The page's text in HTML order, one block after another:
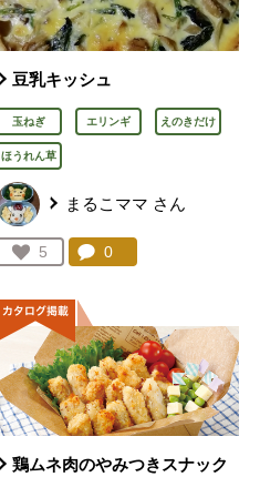
豆乳キッシュ
玉ねぎ エリンギ えのきだけ
ほうれん草
まるこママ さん
お気に入り登録：
5
人が登録
コメント：
0件。コメントを見る。
鶏ムネ肉のやみつきスナック